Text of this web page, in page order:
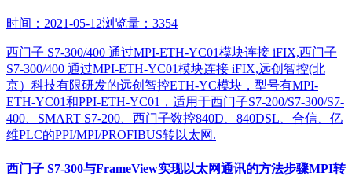
时间：2021-05-12浏览量：3354
西门子 S7-300/400 通过MPI-ETH-YC01模块连接 iFIX,西门子
S7-300/400 通过MPI-ETH-YC01模块连接 iFIX,远创智控(北
京）科技有限研发的远创智控ETH-YC模块，型号有MPI-
ETH-YC01和PPI-ETH-YC01，适用于西门子S7-200/S7-300/S7-
400、SMART S7-200、西门子数控840D、840DSL、合信、亿
维PLC的PPI/MPI/PROFIBUS转以太网.
西门子 S7-300与FrameView实现以太网通讯的方法步骤MPI转